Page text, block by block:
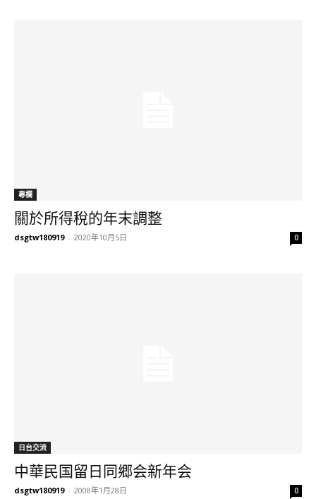
專欄
關於所得稅的年末調整
dsgtw180919 - 2020年10月5日 0
日台交流
中華民国留日同郷会新年会
dsgtw180919 - 2008年1月28日 0